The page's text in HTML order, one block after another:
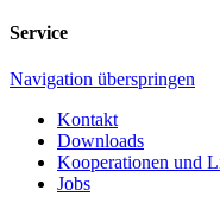
Service
Navigation überspringen
Kontakt
Downloads
Kooperationen und
Jobs